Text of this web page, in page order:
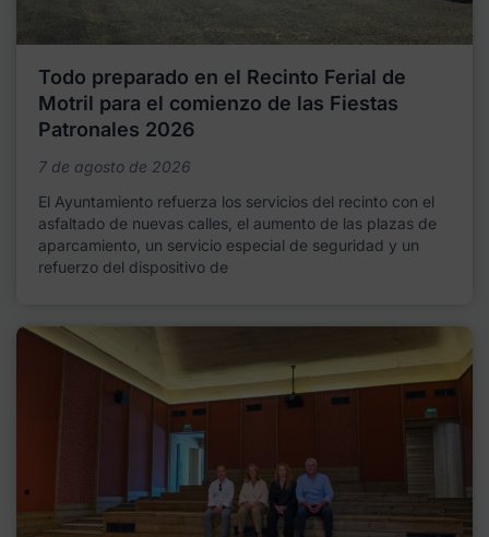
Todo preparado en el Recinto Ferial de
Motril para el comienzo de las Fiestas
Patronales 2026
7 de agosto de 2026
El Ayuntamiento refuerza los servicios del recinto con el
asfaltado de nuevas calles, el aumento de las plazas de
aparcamiento, un servicio especial de seguridad y un
refuerzo del dispositivo de